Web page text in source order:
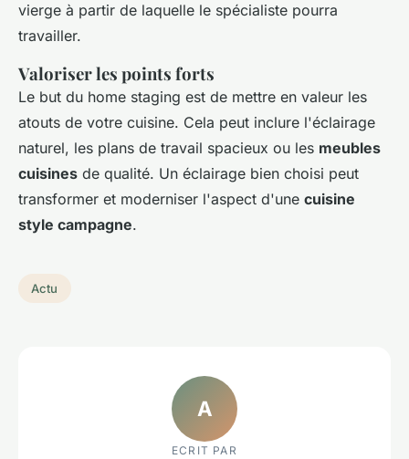
vierge à partir de laquelle le spécialiste pourra
travailler.
Valoriser les points forts
Le but du home staging est de mettre en valeur les
atouts de votre cuisine. Cela peut inclure l'éclairage
naturel, les plans de travail spacieux ou les meubles
cuisines de qualité. Un éclairage bien choisi peut
transformer et moderniser l'aspect d'une cuisine
style campagne.
Actu
A
ECRIT PAR